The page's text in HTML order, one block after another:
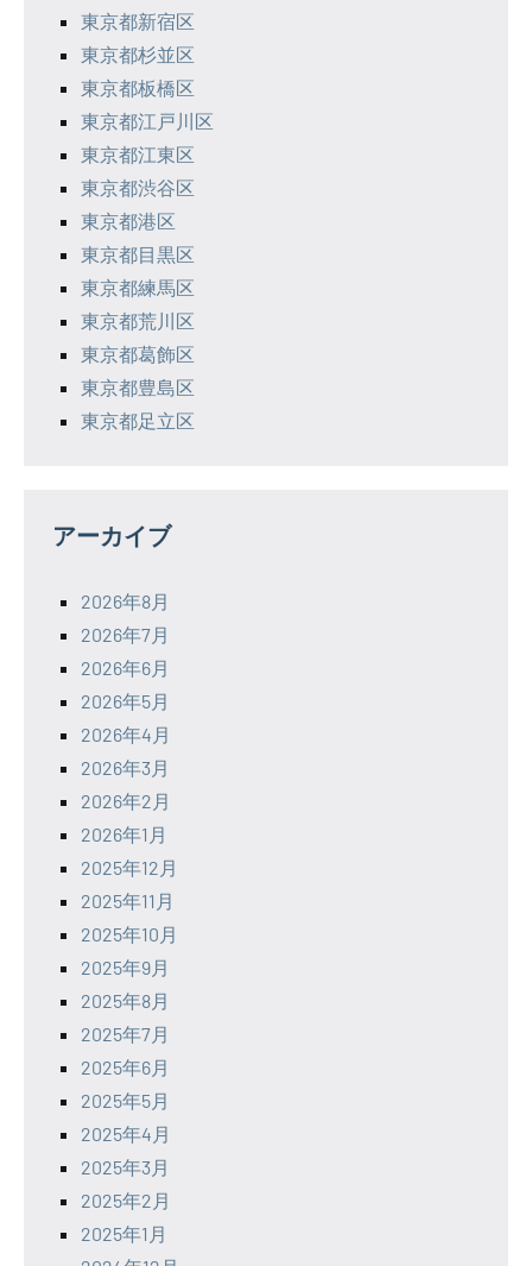
東京都新宿区
東京都杉並区
東京都板橋区
東京都江戸川区
東京都江東区
東京都渋谷区
東京都港区
東京都目黒区
東京都練馬区
東京都荒川区
東京都葛飾区
東京都豊島区
東京都足立区
アーカイブ
2026年8月
2026年7月
2026年6月
2026年5月
2026年4月
2026年3月
2026年2月
2026年1月
2025年12月
2025年11月
2025年10月
2025年9月
2025年8月
2025年7月
2025年6月
2025年5月
2025年4月
2025年3月
2025年2月
2025年1月